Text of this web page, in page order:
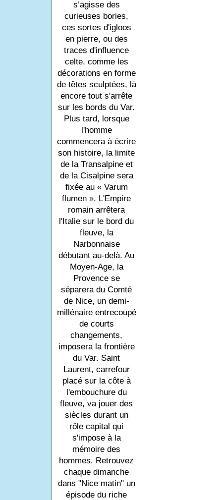
s’agisse des
curieuses bories,
ces sortes d'igloos
en pierre, ou des
traces d'influence
celte, comme les
décorations en forme
de têtes sculptées, là
encore tout s'arrête
sur les bords du Var.
Plus tard, lorsque
l'homme
commencera à écrire
son histoire, la limite
de la Transalpine et
de la Cisalpine sera
fixée au « Varum
flumen ». L'Empire
romain arrêtera
l'Italie sur le bord du
fleuve, la
Narbonnaise
débutant au-delà. Au
Moyen-Age, la
Provence se
séparera du Comté
de Nice, un demi-
millénaire entrecoupé
de courts
changements,
imposera la frontière
du Var. Saint
Laurent, carrefour
placé sur la côte à
l'embouchure du
fleuve, va jouer des
siècles durant un
rôle capital qui
s'impose à la
mémoire des
hommes. Retrouvez
chaque dimanche
dans "Nice matin" un
épisode du riche